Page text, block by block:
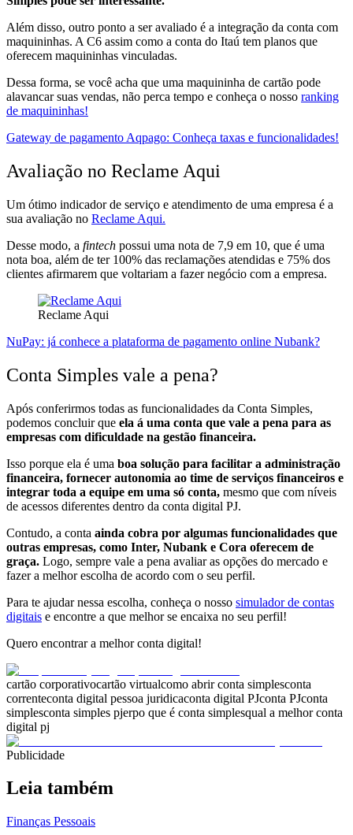
Além disso, outro ponto a ser avaliado é a integração da conta com
maquininhas. A C6 assim como a conta do Itaú tem planos que
oferecem maquininhas vinculadas.
Dessa forma, se você acha que uma maquininha de cartão pode
alavancar suas vendas, não perca tempo e conheça o nosso ranking
de maquininhas!
Gateway de pagamento Aqpago: Conheça taxas e funcionalidades!
Avaliação no Reclame Aqui
Um ótimo indicador de serviço e atendimento de uma empresa é a
sua avaliação no Reclame Aqui.
Desse modo, a fintech possui uma nota de 7,9 em 10, que é uma
nota boa, além de ter 100% das reclamações atendidas e 75% dos
clientes afirmarem que voltariam a fazer negócio com a empresa.
Reclame Aqui
NuPay: já conhece a plataforma de pagamento online Nubank?
Conta Simples vale a pena?
Após conferirmos todas as funcionalidades da Conta Simples,
podemos concluir que ela á uma conta que vale a pena para as
empresas com dificuldade na gestão financeira.
Isso porque ela é uma boa solução para facilitar a administração
financeira, fornecer autonomia ao time de serviços financeiros e
integrar toda a equipe em uma só conta, mesmo que com níveis
de acessos diferentes dentro da conta digital PJ.
Contudo, a conta ainda cobra por algumas funcionalidades que
outras empresas, como Inter, Nubank e Cora oferecem de
graça. Logo, sempre vale a pena avaliar as opções do mercado e
fazer a melhor escolha de acordo com o seu perfil.
Para te ajudar nessa escolha, conheça o nosso simulador de contas
digitais e encontre a que melhor se encaixa no seu perfil!
Quero encontrar a melhor conta digital!
cartão corporativocartão virtualcomo abrir conta simplesconta
correnteconta digital pessoa juridicaconta digital PJconta PJconta
simplesconta simples pjerpo que é conta simplesqual a melhor conta
digital pj
Publicidade
Leia também
Finanças Pessoais